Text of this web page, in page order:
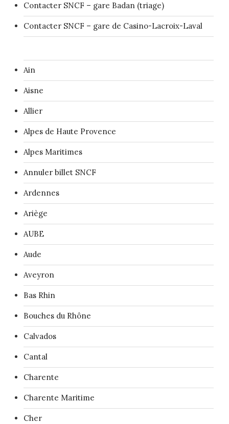
Contacter SNCF – gare Badan (triage)
Contacter SNCF – gare de Casino-Lacroix-Laval
Ain
Aisne
Allier
Alpes de Haute Provence
Alpes Maritimes
Annuler billet SNCF
Ardennes
Ariège
AUBE
Aude
Aveyron
Bas Rhin
Bouches du Rhône
Calvados
Cantal
Charente
Charente Maritime
Cher